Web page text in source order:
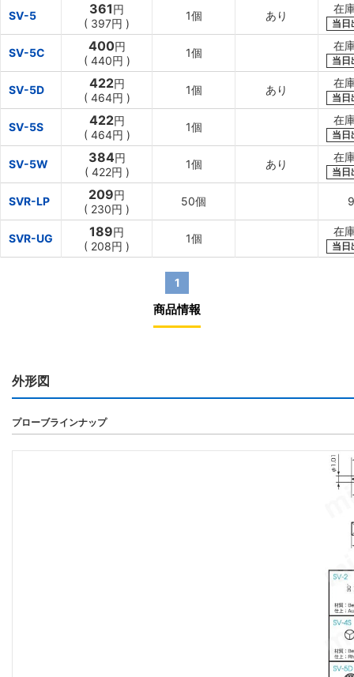
SV-5 361円
( 397円 )
1個 あり
在
当日
SV-5C 400円
( 440円 )
1個
在
当日
SV-5D 422円
( 464円 )
1個 あり
在
当日
SV-5S 422円
( 464円 )
1個
在
当日
SV-5W 384円
( 422円 )
1個 あり
在
当日
SVR-LP 209円
( 230円 )
50個 9
SVR-UG 189円
( 208円 )
1個
在
当日
1
商品情報
外形図
プローブラインナップ